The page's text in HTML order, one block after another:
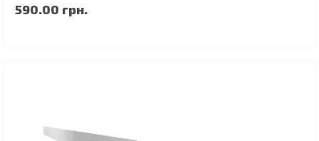
590.00 грн.